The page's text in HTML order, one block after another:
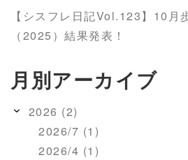
【シスフレ日記Vol.123】10月
（2025）結果発表！
月別アーカイブ
2026 (2)
2026/7 (1)
2026/4 (1)